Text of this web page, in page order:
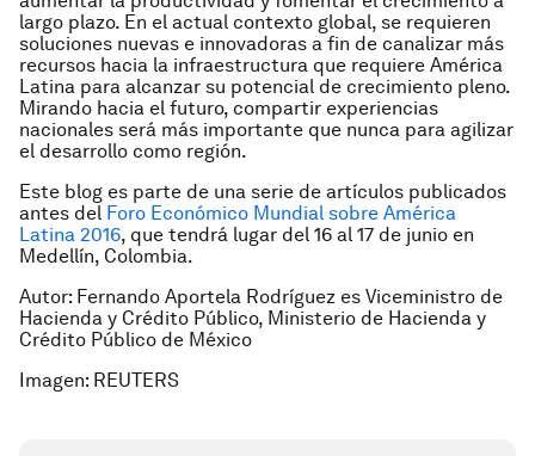
largo plazo. En el actual contexto global, se requieren
soluciones nuevas e innovadoras a fin de canalizar más
recursos hacia la infraestructura que requiere América
Latina para alcanzar su potencial de crecimiento pleno.
Mirando hacia el futuro, compartir experiencias
nacionales será más importante que nunca para agilizar
el desarrollo como región.
Este blog es parte de una serie de artículos publicados
antes del Foro Económico Mundial sobre América
Latina 2016, que tendrá lugar del 16 al 17 de junio en
Medellín, Colombia.
Autor: Fernando Aportela Rodríguez es Viceministro de
Hacienda y Crédito Público, Ministerio de Hacienda y
Crédito Público de México
Imagen: REUTERS